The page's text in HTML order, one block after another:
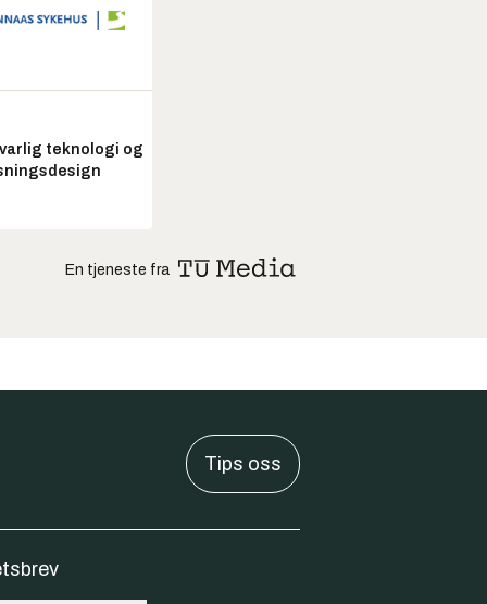
teknologi og
En tjeneste fra
Tips oss